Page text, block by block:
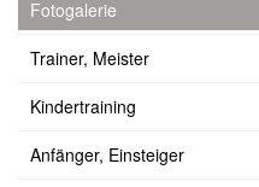
Fotogalerie
Trainer, Meister
Kindertraining
Anfänger, Einsteiger